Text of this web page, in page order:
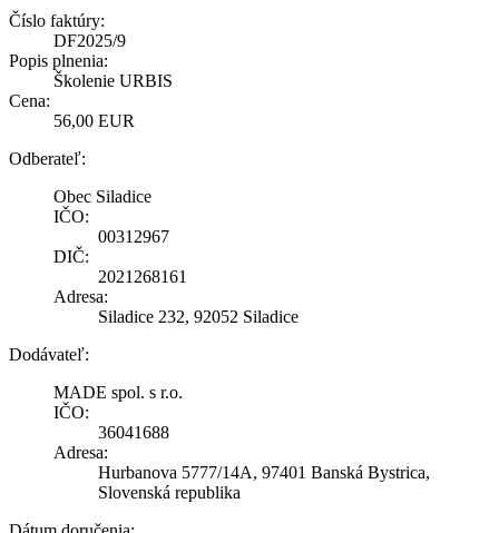
Číslo faktúry:
DF2025/9
Popis plnenia:
Školenie URBIS
Cena:
56,00 EUR
Odberateľ:
Obec Siladice
IČO:
00312967
DIČ:
2021268161
Adresa:
Siladice 232, 92052 Siladice
Dodávateľ:
MADE spol. s r.o.
IČO:
36041688
Adresa:
Hurbanova 5777/14A, 97401 Banská Bystrica,
Slovenská republika